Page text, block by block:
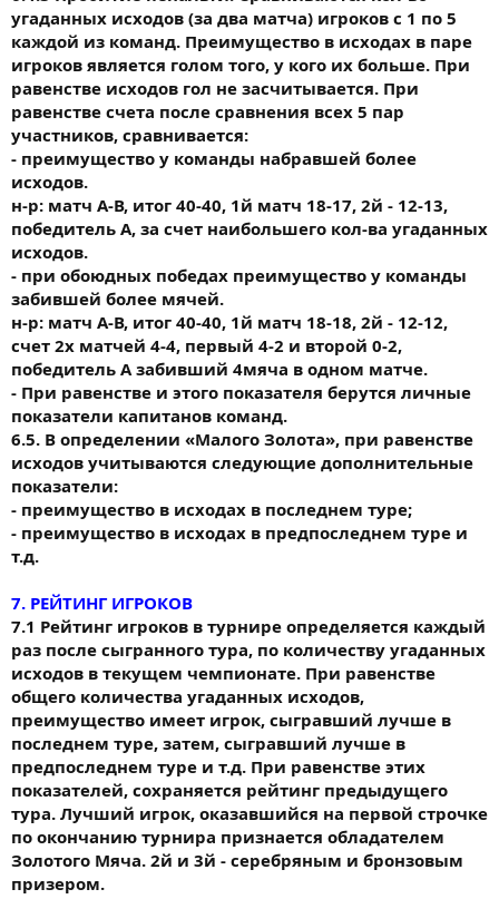
угаданных исходов (за два матча) игроков с 1 по 5
каждой из команд. Преимущество в исходах в паре
игроков является голом того, у кого их больше. При
равенстве исходов гол не засчитывается. При
равенстве счета после сравнения всех 5 пар
участников, сравнивается:
- преимущество у команды набравшей более
исходов.
н-р: матч А-В, итог 40-40, 1й матч 18-17, 2й - 12-13,
победитель А, за счет наибольшего кол-ва угаданных
исходов.
- при обоюдных победах преимущество у команды
забившей более мячей.
н-р: матч А-В, итог 40-40, 1й матч 18-18, 2й - 12-12,
счет 2х матчей 4-4, первый 4-2 и второй 0-2,
победитель А забивший 4мяча в одном матче.
- При равенстве и этого показателя берутся личные
показатели капитанов команд.
6.5. В определении «Малого Золота», при равенстве
исходов учитываются следующие дополнительные
показатели:
- преимущество в исходах в последнем туре;
- преимущество в исходах в предпоследнем туре и
т.д.
7. РЕЙТИНГ ИГРОКОВ
7.1 Рейтинг игроков в турнире определяется каждый
раз после сыгранного тура, по количеству угаданных
исходов в текущем чемпионате. При равенстве
общего количества угаданных исходов,
преимущество имеет игрок, сыгравший лучше в
последнем туре, затем, сыгравший лучше в
предпоследнем туре и т.д. При равенстве этих
показателей, сохраняется рейтинг предыдущего
тура. Лучший игрок, оказавшийся на первой строчке
по окончанию турнира признается обладателем
Золотого Мяча. 2й и 3й - серебряным и бронзовым
призером.